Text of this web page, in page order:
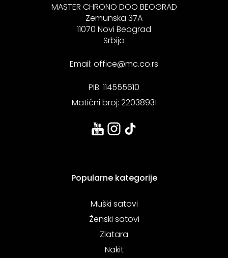
MASTER CHRONO DOO BEOGRAD
Zemunska 37A
11070 Novi Beograd
Srbija
Email: office@mc.co.rs
PIB: 114555610
Matični broj: 22038931
Popularne kategorije
Muški satovi
Ženski satovi
Zlatara
Nakit